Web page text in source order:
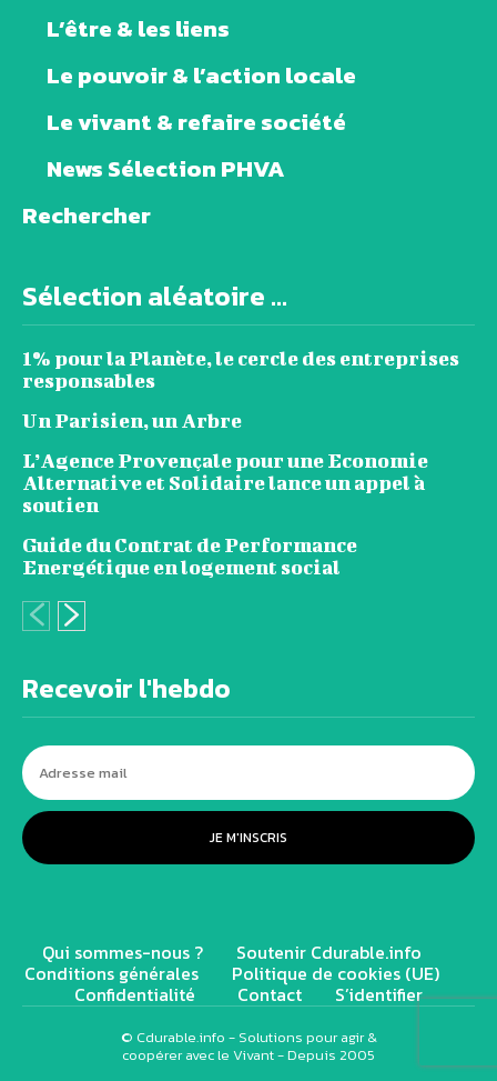
L’être & les liens
Le pouvoir & l’action locale
Le vivant & refaire société
News Sélection PHVA
Rechercher
Sélection aléatoire ...
1% pour la Planète, le cercle des entreprises
responsables
Un Parisien, un Arbre
L’Agence Provençale pour une Economie
Alternative et Solidaire lance un appel à
soutien
Guide du Contrat de Performance
Energétique en logement social
Recevoir l'hebdo
JE M'INSCRIS
Qui sommes-nous ? Soutenir Cdurable.info
Conditions générales Politique de cookies (UE)
Confidentialité Contact S’identifier
© Cdurable.info - Solutions pour agir &
coopérer avec le Vivant - Depuis 2005